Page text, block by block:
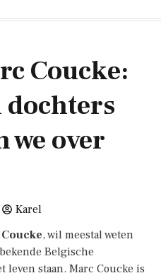
Coucke:
we over
Karel
, wil meestal weten
Belgische
staan. Marc Coucke is